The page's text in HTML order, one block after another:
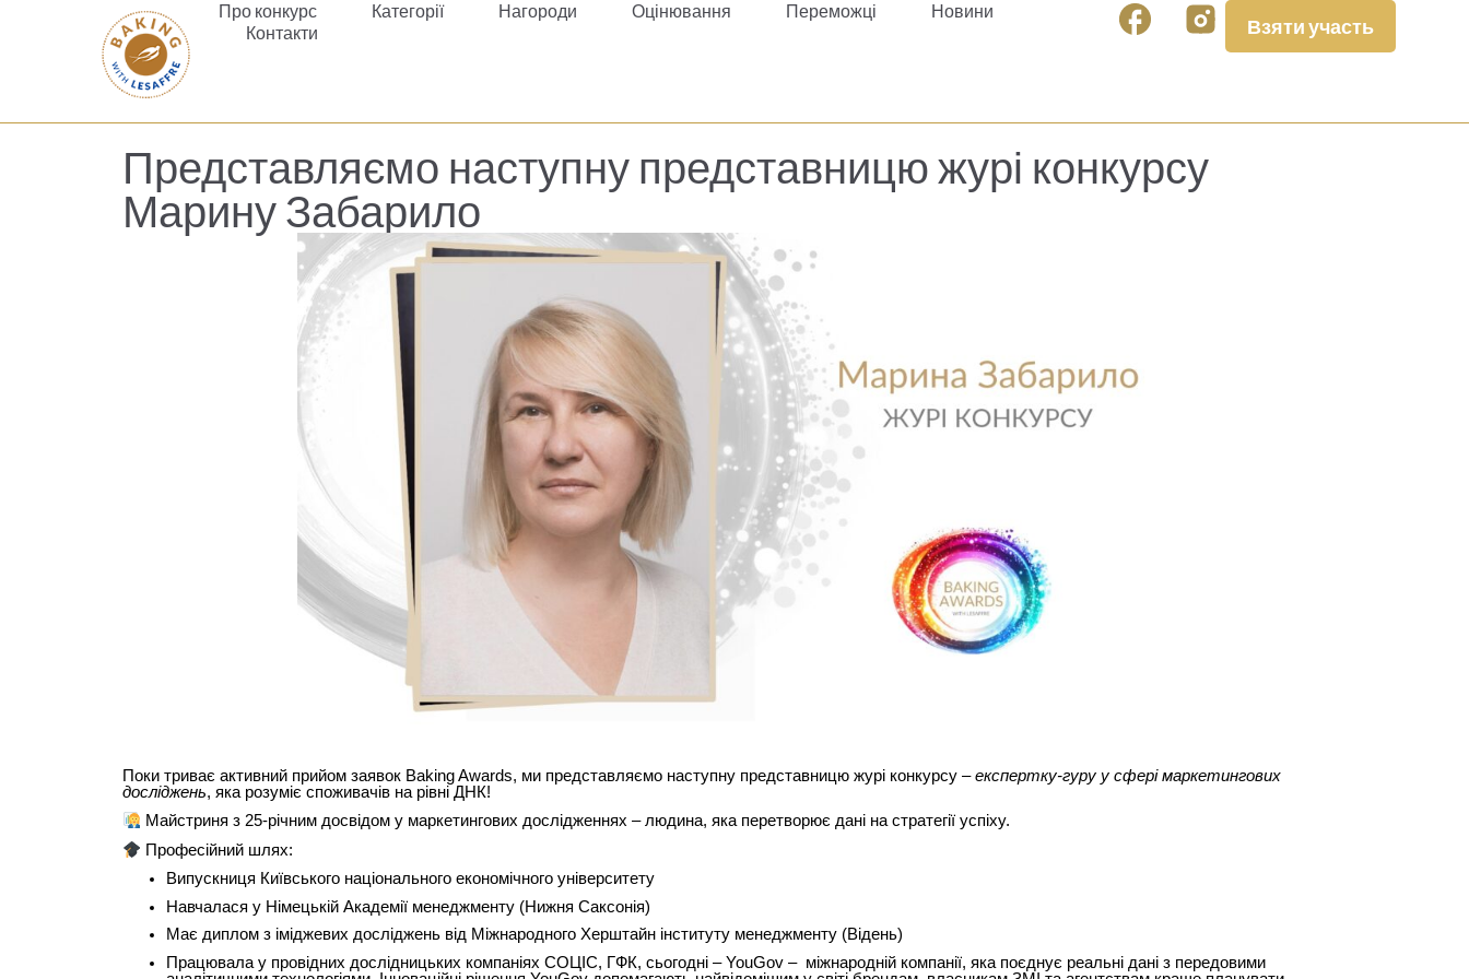
Про конкурс Категорії Нагороди Оцінювання Переможці
Новини
Контакти
Взяти участь
Представляємо наступну представницю журі конкурсу
Марину Забарило
Поки триває активний прийом заявок Baking Awards, ми представляємо наступну представницю журі конкурсу –експертку-гуру у сфері маркетингових
досліджень, яка розуміє споживачів на рівні ДНК!
Майстриня з 25-річним досвідом у маркетингових дослідженнях – людина, яка перетворює дані на стратегії успіху.
Професійний шлях:
Випускниця Київського національного економічного університету
Навчалася у Німецькій Академії менеджменту (Нижня Саксонія)
Має диплом з іміджевих досліджень від Міжнародного Херштайн інституту менеджменту (Відень)
Працювала у провідних дослідницьких компаніях СОЦІС, ГФК, сьогодні – YouGov – міжнародній компанії, яка поєднує реальні дані з передовими